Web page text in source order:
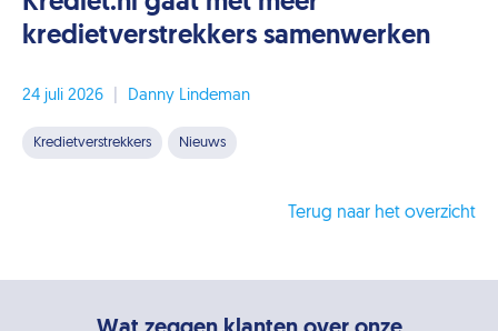
kredietverstrekkers samenwerken
24 juli 2026 Danny Lindeman
Kredietverstrekkers Nieuws
Terug naar het overzicht